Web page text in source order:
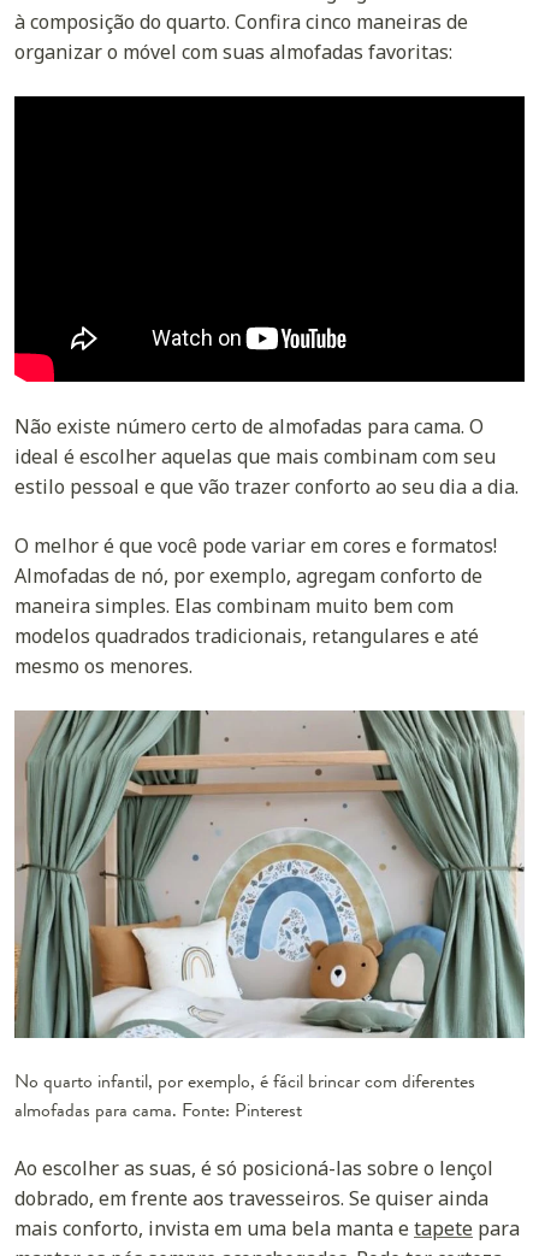
à composição do quarto. Confira cinco maneiras de
organizar o móvel com suas almofadas favoritas:
Não existe número certo de almofadas para cama. O
ideal é escolher aquelas que mais combinam com seu
estilo pessoal e que vão trazer conforto ao seu dia a dia.
O melhor é que você pode variar em cores e formatos!
Almofadas de nó, por exemplo, agregam conforto de
maneira simples. Elas combinam muito bem com
modelos quadrados tradicionais, retangulares e até
mesmo os menores.
No quarto infantil, por exemplo, é fácil brincar com diferentes
almofadas para cama. Fonte: Pinterest
Ao escolher as suas, é só posicioná-las sobre o lençol
dobrado, em frente aos travesseiros. Se quiser ainda
mais conforto, invista em uma bela manta etapete para